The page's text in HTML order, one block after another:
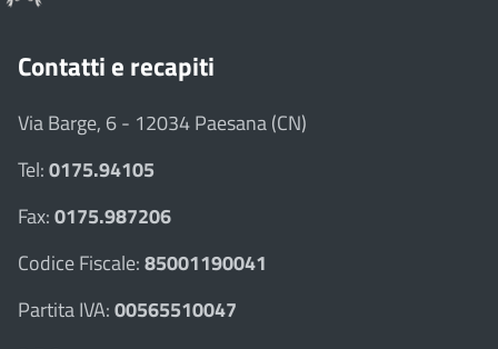
Contatti e recapiti
Via Barge, 6 - 12034 Paesana (CN)
Tel:0175.94105
Fax:0175.987206
Codice Fiscale:85001190041
Partita IVA:00565510047